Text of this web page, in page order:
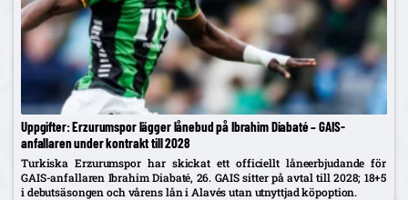
Uppgifter: Erzurumspor lägger lånebud på Ibrahim Diabaté – GAIS-
anfallaren under kontrakt till 2028
Turkiska Erzurumspor har skickat ett officiellt låneerbjudande för
GAIS-anfallaren Ibrahim Diabaté, 26. GAIS sitter på avtal till 2028; 18+5
i debutsäsongen och vårens lån i Alavés utan utnyttjad köpoption.